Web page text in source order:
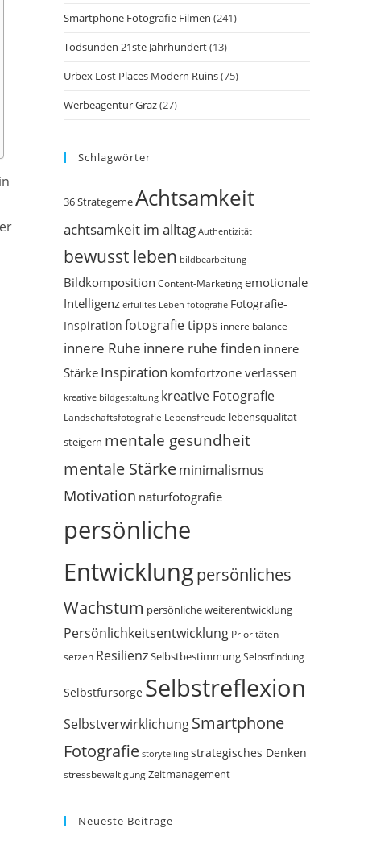
Smartphone Fotografie Filmen (241)
Todsünden 21ste Jahrhundert(13)
Urbex Lost Places Modern Ruins(75)
Werbeagentur Graz(27)
Schlagwörter
36 StrategemeAchtsamkeit
achtsamkeit im alltag Authentizität
bewusst leben bildbearbeitung
Bildkomposition Content-Marketingemotionale
Intelligenz erfülltes Leben fotografie Fotografie-
Inspiration fotografie tipps innere balance
innere Ruhe innere ruhe finden innere
Stärke Inspiration komfortzone verlassen
kreative bildgestaltung kreative Fotografie
Landschaftsfotografie Lebensfreude lebensqualität
steigern mentale gesundheit
mentale Stärkeminimalismus
Motivation naturfotografie
persönliche
Entwicklungpersönliches
Wachstum persönliche weiterentwicklung
Persönlichkeitsentwicklung Prioritäten
setzen ResilienzSelbstbestimmungSelbstfindung
Selbstfürsorge Selbstreflexion
SelbstverwirklichungSmartphone
Fotografie storytelling strategisches Denken
stressbewältigung Zeitmanagement
Neueste Beiträge